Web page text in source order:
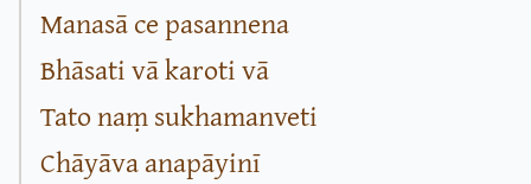
Manasā ce pasannena
Bhāsati vā karoti vā
Tato naṃ sukhamanveti
Chāyāva anapāyinī